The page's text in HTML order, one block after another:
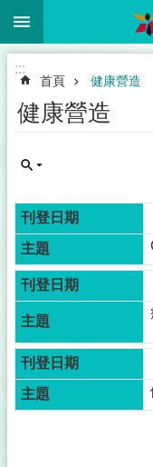
跳到主要內容區塊
:::
首頁 健康營造
健康營造